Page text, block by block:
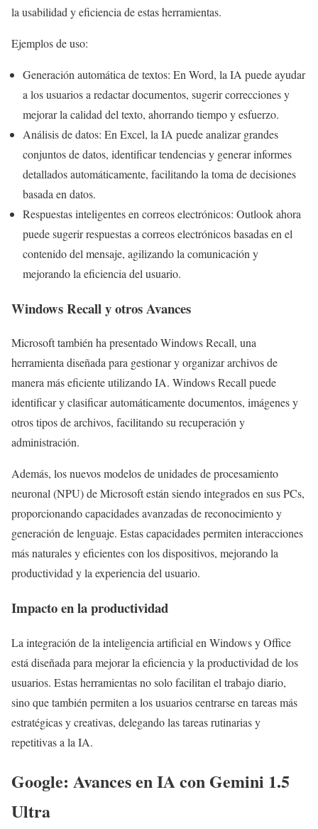
la usabilidad y eficiencia de estas herramientas.
Ejemplos de uso:
Generación automática de textos: En Word, la IA puede ayudar
a los usuarios a redactar documentos, sugerir correcciones y
mejorar la calidad del texto, ahorrando tiempo y esfuerzo.
Análisis de datos: En Excel, la IA puede analizar grandes
conjuntos de datos, identificar tendencias y generar informes
detallados automáticamente, facilitando la toma de decisiones
basada en datos.
Respuestas inteligentes en correos electrónicos: Outlook ahora
puede sugerir respuestas a correos electrónicos basadas en el
contenido del mensaje, agilizando la comunicación y
mejorando la eficiencia del usuario.
Windows Recall y otros Avances
Microsoft también ha presentado Windows Recall, una
herramienta diseñada para gestionar y organizar archivos de
manera más eficiente utilizando IA. Windows Recall puede
identificar y clasificar automáticamente documentos, imágenes y
otros tipos de archivos, facilitando su recuperación y
administración.
Además, los nuevos modelos de unidades de procesamiento
neuronal (NPU) de Microsoft están siendo integrados en sus PCs,
proporcionando capacidades avanzadas de reconocimiento y
generación de lenguaje. Estas capacidades permiten interacciones
más naturales y eficientes con los dispositivos, mejorando la
productividad y la experiencia del usuario.
Impacto en la productividad
La integración de la inteligencia artificial en Windows y Office
está diseñada para mejorar la eficiencia y la productividad de los
usuarios. Estas herramientas no solo facilitan el trabajo diario,
sino que también permiten a los usuarios centrarse en tareas más
estratégicas y creativas, delegando las tareas rutinarias y
repetitivas a la IA.
Google: Avances en IA con Gemini 1.5
Ultra